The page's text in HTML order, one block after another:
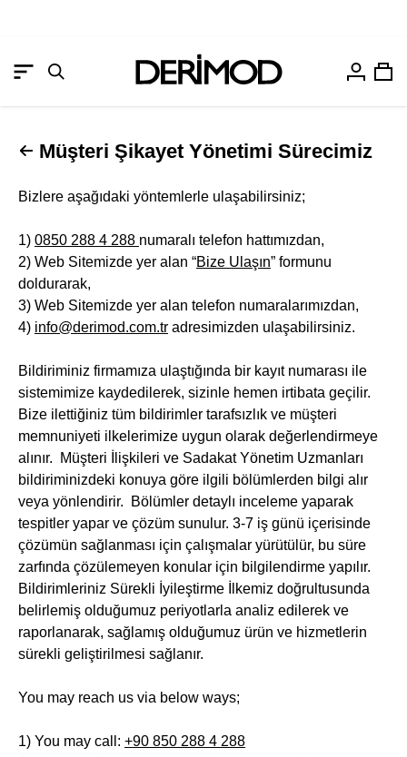
GezinmeArama
Hesabım
Müşteri Şikayet Yönetimi Sürecimiz
Bizlere aşağıdaki yöntemlerle ulaşabilirsiniz;
1) 0850 288 4 288 numaralı telefon hattımızdan,
2) Web Sitemizde yer alan “Bize Ulaşın” formunu
doldurarak,
3) Web Sitemizde yer alan telefon numaralarımızdan,
4) info@derimod.com.tr adresimizden ulaşabilirsiniz.
Bildiriminiz firmamıza ulaştığında bir kayıt numarası ile
sistemimize kaydedilerek, sizinle hemen irtibata geçilir.
Bize ilettiğiniz tüm bildirimler tarafsızlık ve müşteri
memnuniyeti ilkelerimize uygun olarak değerlendirmeye
alınır. Müşteri İlişkileri ve Sadakat Yönetim Uzmanları
bildiriminizdeki konuya göre ilgili bölümlerden bilgi alır
veya yönlendirir. Bölümler detaylı inceleme yaparak
tespitler yapar ve çözüm sunulur. 3-7 iş günü içerisinde
çözümün sağlanması için çalışmalar yürütülür, bu süre
zarfında çözülemeyen konular için bilgilendirme yapılır.
Bildirimleriniz Sürekli İyileştirme İlkemiz doğrultusunda
belirlemiş olduğumuz periyotlarla analiz edilerek ve
raporlanarak, sağlamış olduğumuz ürün ve hizmetlerin
sürekli geliştirilmesi sağlanır.
You may reach us via below ways;
1) You may call: +90 850 288 4 288